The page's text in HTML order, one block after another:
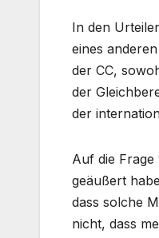
In den
eines
der CC,
der
der
Auf die
geäußert
dass solche
nicht, dass